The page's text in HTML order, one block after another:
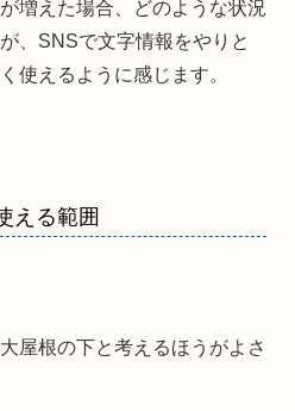
増えた場合、どのような状況
、SNSで文字情報をやりと
使えるように感じます。
える範囲
屋根の下と考えるほうがよさ